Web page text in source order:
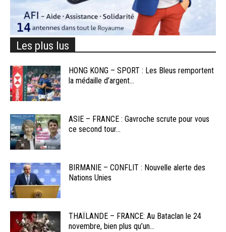
Les plus lus
HONG KONG – SPORT : Les Bleus remportent
la médaille d’argent...
ASIE – FRANCE : Gavroche scrute pour vous
ce second tour...
BIRMANIE – CONFLIT : Nouvelle alerte des
Nations Unies
THAÏLANDE – FRANCE: Au Bataclan le 24
novembre, bien plus qu’un...